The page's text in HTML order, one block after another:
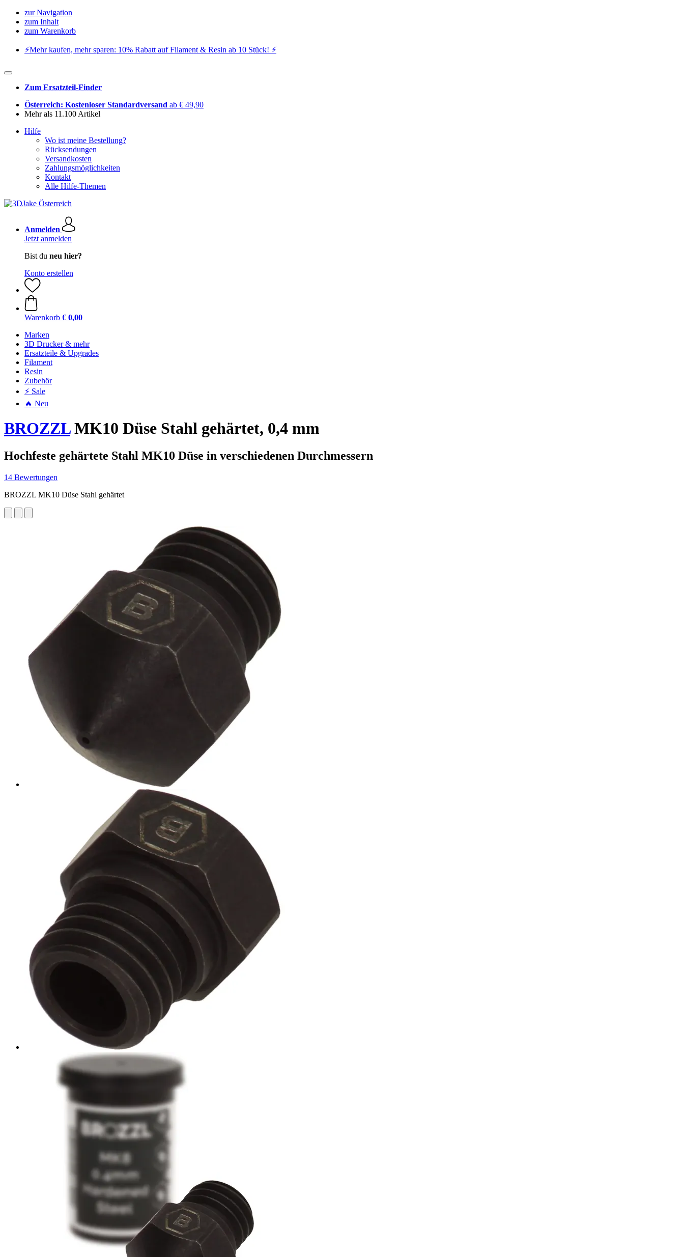
zur Navigation
zum Inhalt
zum Warenkorb
⚡️Mehr kaufen, mehr sparen: 10% Rabatt auf Filament & Resin ab 10 Stück! ⚡️
Zum Ersatzteil-Finder
Österreich: Kostenloser Standardversand ab € 49,90
Mehr als 11.100 Artikel
Hilfe
Wo ist meine Bestellung?
Rücksendungen
Versandkosten
Zahlungsmöglichkeiten
Kontakt
Alle Hilfe-Themen
Anmelden
Jetzt anmelden
Bist du neu hier?
Konto erstellen
Warenkorb € 0,00
Marken
3D Drucker & mehr
Ersatzteile & Upgrades
Filament
Resin
Zubehör
⚡ Sale
🔥 Neu
BROZZLMK10 Düse Stahl gehärtet, 0,4 mm
Hochfeste gehärtete Stahl MK10 Düse in verschiedenen Durchmessern
14 Bewertungen
BROZZL MK10 Düse Stahl gehärtet